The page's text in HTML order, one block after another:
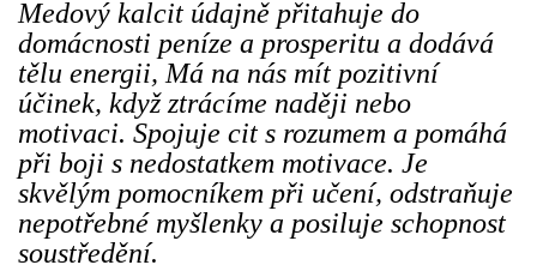
Medový kalcit údajně přitahuje do
domácnosti peníze a prosperitu a dodává
tělu energii, Má na nás mít pozitivní
účinek, když ztrácíme naději nebo
motivaci. Spojuje cit s rozumem a pomáhá
při boji s nedostatkem motivace. Je
skvělým pomocníkem při učení, odstraňuje
nepotřebné myšlenky a posiluje schopnost
soustředění.